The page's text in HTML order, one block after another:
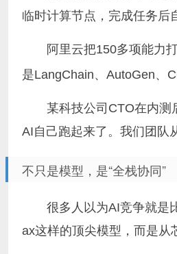
临时计算节点，完成任务
阿里云把150多项能力
是LangChain、AutoGen、
某科技公司CTO在内测
AI自己跑起来了。我们团队
不只是模型，是“全栈协同”
很多人以为AI竞争就是
ax这样的顶尖模型，而是从